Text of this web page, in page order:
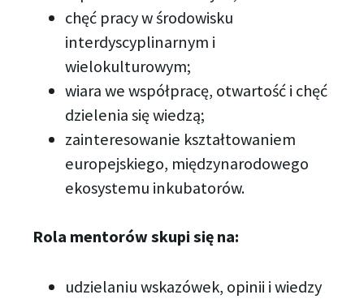
chęć pracy w środowisku
interdyscyplinarnym i
wielokulturowym;
wiara we współpracę, otwartość i chęć
dzielenia się wiedzą;
zainteresowanie kształtowaniem
europejskiego, międzynarodowego
ekosystemu inkubatorów.
Rola mentorów skupi się na:
udzielaniu wskazówek, opinii i wiedzy